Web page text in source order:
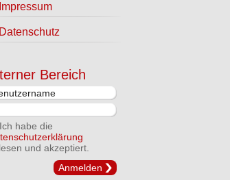
Impressum
Datenschutz
Bereich
Ich habe die
und akzeptiert.
Anmelden